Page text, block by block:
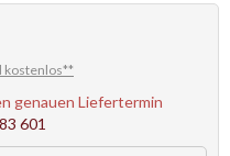
kostenlos**
genauen Liefertermin
601